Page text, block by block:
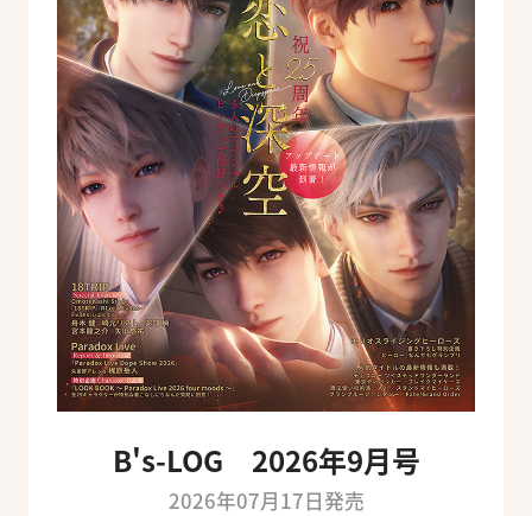
B's-LOG 2026年9月号
2026年07月17日発売